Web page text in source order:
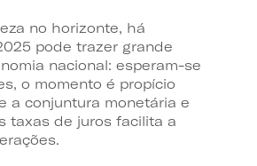
no horizonte, há
pode trazer grande
nacional: esperam-se
o momento é propício
a conjuntura monetária e
taxas de juros facilita a